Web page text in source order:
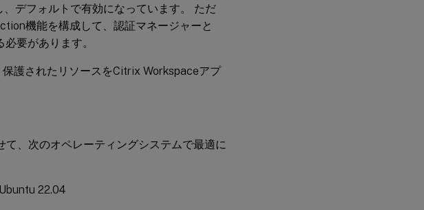
デフォルトで有効になっています。 ただ
機能を構成して、認証マネージャーと
要があります。
護されたリソースをCitrix Workspaceアプ
、次のオペレーティングシステムで最適に
22.04